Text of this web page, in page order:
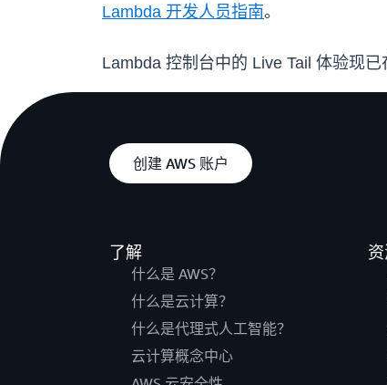
Lambda 开发人员指南。
Lambda 控制台中的 Live Tail 体验现
创建 AWS 账户
了解
什么是 AWS？
什么是云计算？
什么是代理式人工智能？
云计算概念中心